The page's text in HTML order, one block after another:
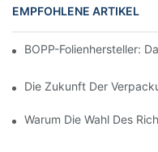
EMPFOHLENE ARTIKEL
BOPP-Folienhersteller:
Die Zukunft Der
Warum Die Wahl Des